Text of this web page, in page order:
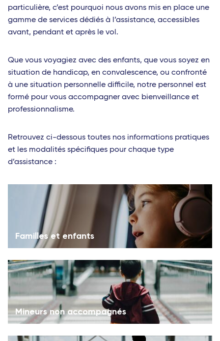
particulière, c’est pourquoi nous avons mis en place une
gamme de services dédiés à l’assistance, accessibles
avant, pendant et après le vol.
Que vous voyagiez avec des enfants, que vous soyez en
situation de handicap, en convalescence, ou confronté
à une situation personnelle difficile, notre personnel est
formé pour vous accompagner avec bienveillance et
professionnalisme.
Retrouvez ci-dessous toutes nos informations pratiques
et les modalités spécifiques pour chaque type
d’assistance :
Familles et enfants
Mineurs non accompagnés